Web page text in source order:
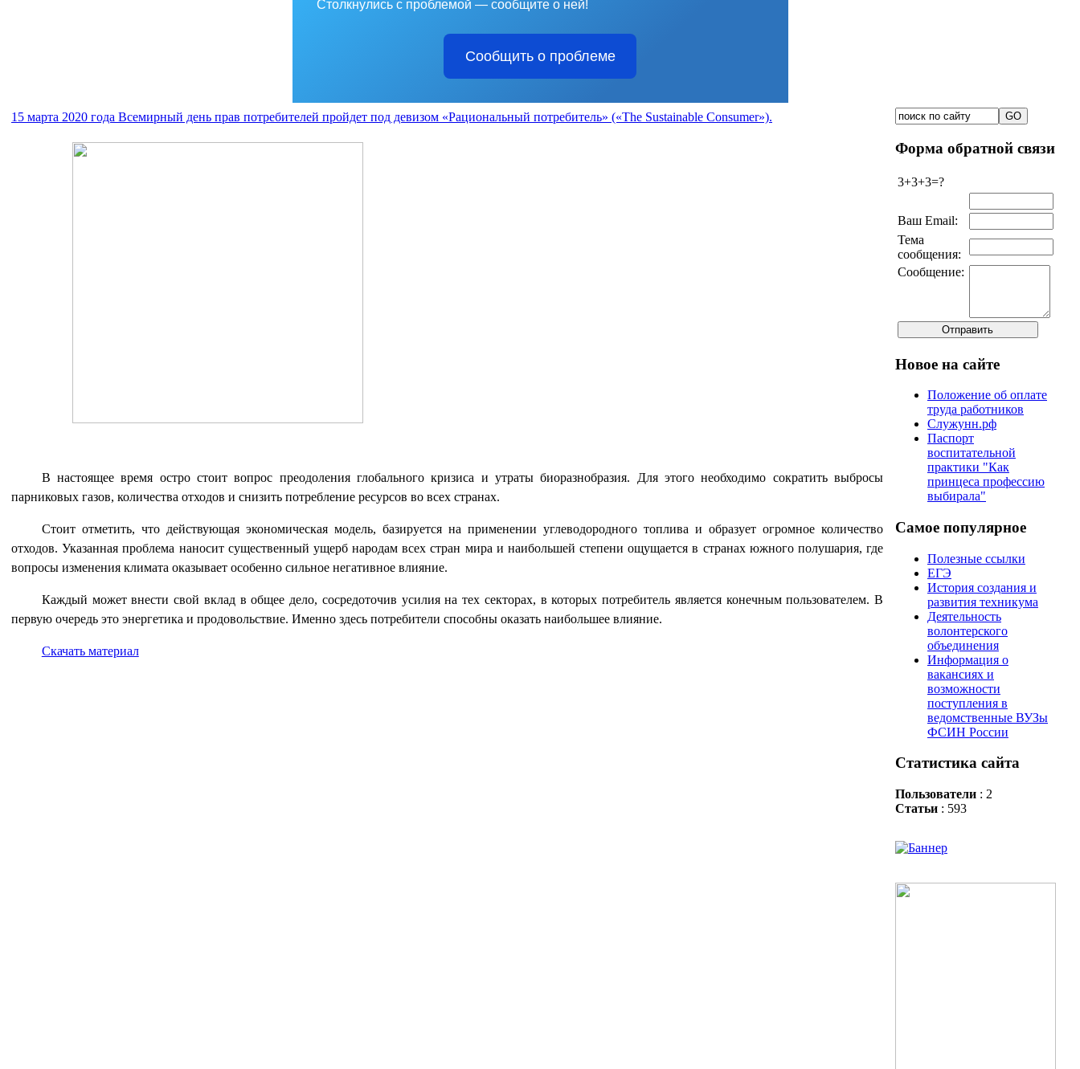
Столкнулись с проблемой — сообщите о ней!
Сообщить о проблеме
15 марта 2020 года Всемирный день прав потребителей пройдет под девизом «Рациональный потребитель» («The Sustainable Consumer»).
В настоящее время остро стоит вопрос преодоления глобального кризиса и утраты биоразнобразия. Для этого необходимо сократить выбросы
парниковых газов, количества отходов и снизить потребление ресурсов во всех странах.
Стоит отметить, что действующая экономическая модель, базируется на применении углеводородного топлива и образует огромное количество
отходов. Указанная проблема наносит существенный ущерб народам всех стран мира и наибольшей степени ощущается в странах южного полушария, где
вопросы изменения климата оказывает особенно сильное негативное влияние.
Каждый может внести свой вклад в общее дело, сосредоточив усилия на тех секторах, в которых потребитель является конечным пользователем. В
первую очередь это энергетика и продовольствие. Именно здесь потребители способны оказать наибольшее влияние.
Скачать материал
Форма обратной связи
3+3+3=?
Ваш Email:
Тема
сообщения:
Сообщение:
Новое на сайте
Положение об оплате
труда работников
Служунн.рф
Паспорт
воспитательной
практики "Как
принцеса профессию
выбирала"
Самое популярное
Полезные ссылки
ЕГЭ
История создания и
развития техникума
Деятельность
волонтерского
объединения
Информация о
вакансиях и
возможности
поступления в
ведомственные ВУЗы
ФСИН России
Статистика сайта
Пользователи : 2
Статьи : 593